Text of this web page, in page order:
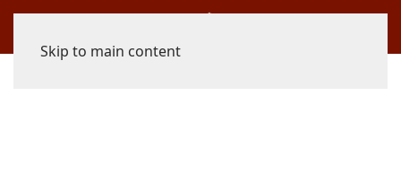
Skip to main content